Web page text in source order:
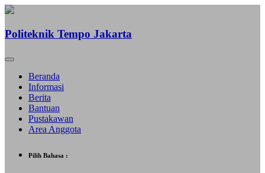
Politeknik Tempo Jakarta
Beranda
Informasi
Berita
Bantuan
Pustakawan
Area Anggota
Pilih Bahasa :